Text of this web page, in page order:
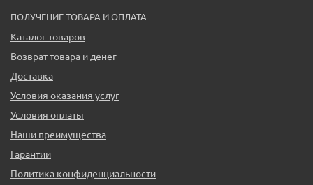
ПОЛУЧЕНИЕ ТОВАРА И ОПЛАТА
Каталог товаров
Возврат товара и денег
Доставка
Условия оказания услуг
Условия оплаты
Наши преимущества
Гарантии
Политика конфиденциальности